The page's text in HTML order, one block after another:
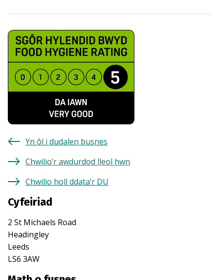
Yn ôl i dudalen busnes
Chwilio’r awdurdod lleol hwn
Chwilio holl ddata’r DU
Cyfeiriad
2 St Michaels Road
Headingley
Leeds
LS6 3AW